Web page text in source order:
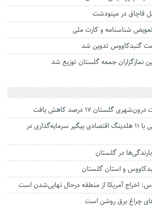
قاچاق در مینودشت
تعویض شناسنامه و کارت ملی
گنبدکاووس تدوین شد
گلستان ۱۷ درصد کاهش یافت
استاندار: بابک زنجانی با ۱۱ هلدینگ اقتصادی پیگیر سرمایه‌گذاری در
و استان گلستان
اخراج آمریکا از منطقه درحال نهایی‌شدن است
چراغ برق روشن است